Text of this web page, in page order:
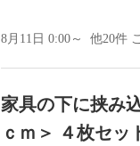
8月11日 0:00～ 他20件
家具の下に挟み
ｃｍ＞ ４枚セッ